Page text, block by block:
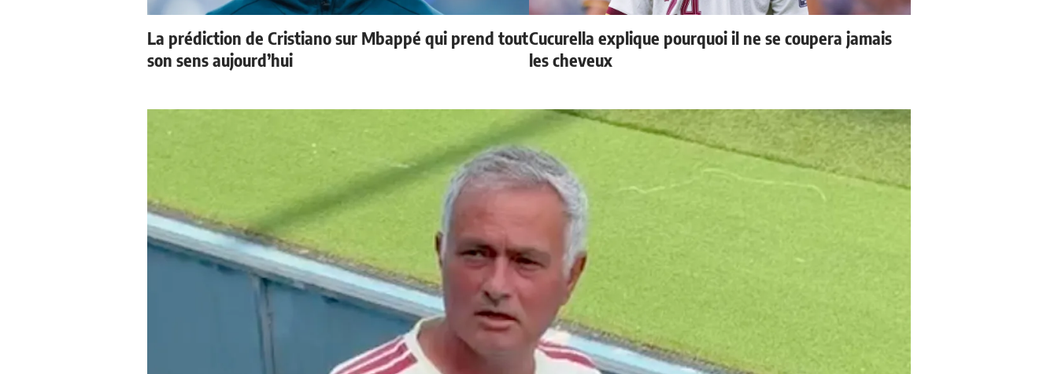
La prédiction de Cristiano sur Mbappé qui prend tout
son sens aujourd’hui
Cucurella explique pourquoi il ne se coupera jamais
les cheveux